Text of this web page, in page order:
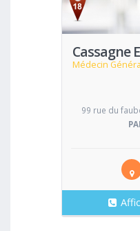
Cassagne
Médecin
99 rue du